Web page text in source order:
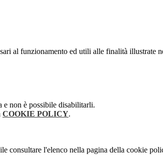
al funzionamento ed utili alle finalità illustrate
e non è possibile disabilitarli.
COOKIE POLICY.
consultare l'elenco nella pagina della cookie